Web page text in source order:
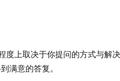
度上取决于你提问的方式与解
满意的答复。